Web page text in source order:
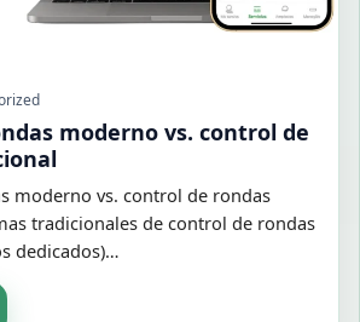
moderno vs. control de
moderno vs. control de rondas
tradicionales de control de rondas
dedicados)…